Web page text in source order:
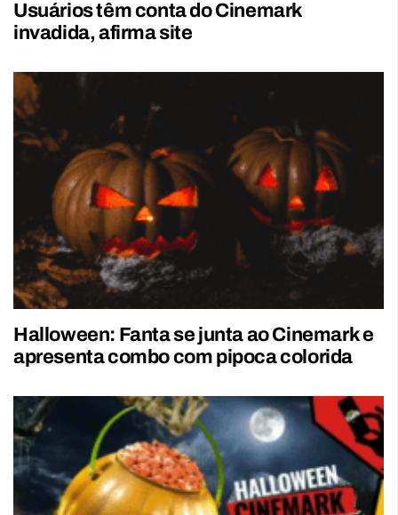
Usuários têm conta do Cinemark
invadida, afirma site
Halloween: Fanta se junta ao Cinemark e
apresenta combo com pipoca colorida